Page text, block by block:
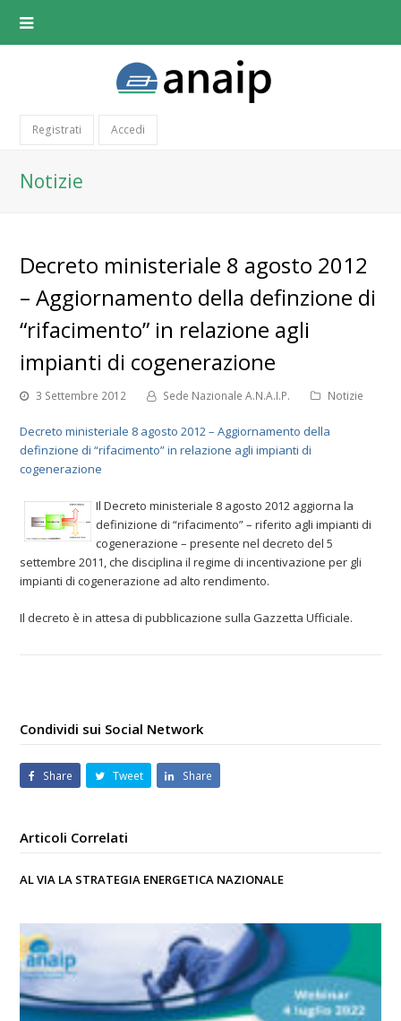
Registrati Accedi
Notizie
Decreto ministeriale 8 agosto 2012
– Aggiornamento della definzione di
“rifacimento” in relazione agli
impianti di cogenerazione
3 Settembre 2012 Sede Nazionale A.N.A.I.P. Notizie
Decreto ministeriale 8 agosto 2012 – Aggiornamento della
definzione di “rifacimento” in relazione agli impianti di
cogenerazione
Il Decreto ministeriale 8 agosto 2012 aggiorna la
definizione di “rifacimento” – riferito agli impianti di
cogenerazione – presente nel decreto del 5
settembre 2011, che disciplina il regime di incentivazione per gli
impianti di cogenerazione ad alto rendimento.
Il decreto è in attesa di pubblicazione sulla Gazzetta Ufficiale.
Condividi sui Social Network
Share Tweet Share
Articoli Correlati
AL VIA LA STRATEGIA ENERGETICA NAZIONALE